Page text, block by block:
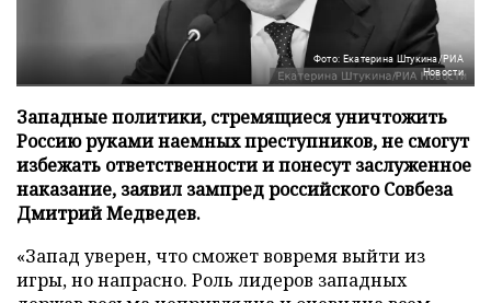
Фото: Екатерина Штукина/РИА
Новости
Западные политики, стремящиеся уничтожить
Россию руками наемных преступников, не смогут
избежать ответственности и понесут заслуженное
наказание, заявил зампред российского Совбеза
Дмитрий Медведев.
«Запад уверен, что сможет вовремя выйти из
игры, но напрасно. Роль лидеров западных